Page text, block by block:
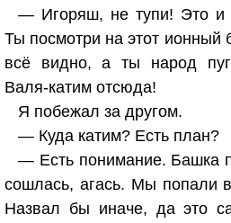
— Игоряш, не тупи! Это и
Ты посмотри на этот ионный
всё видно, а ты народ
Валя-катим отсюда!
Я побежал за другом.
— Куда катим? Есть план?
— Есть понимание. Башка
сошлась, агась. Мы попали
Назвал бы иначе, да это